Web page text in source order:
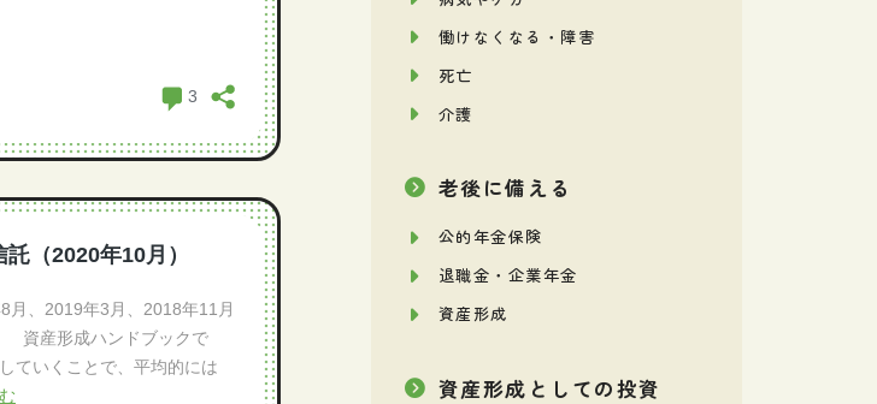
働けなくなる・障害
死亡
介護
老後に備える
公的年金保険
退職金・企業年金
資産形成
資産形成としての投資